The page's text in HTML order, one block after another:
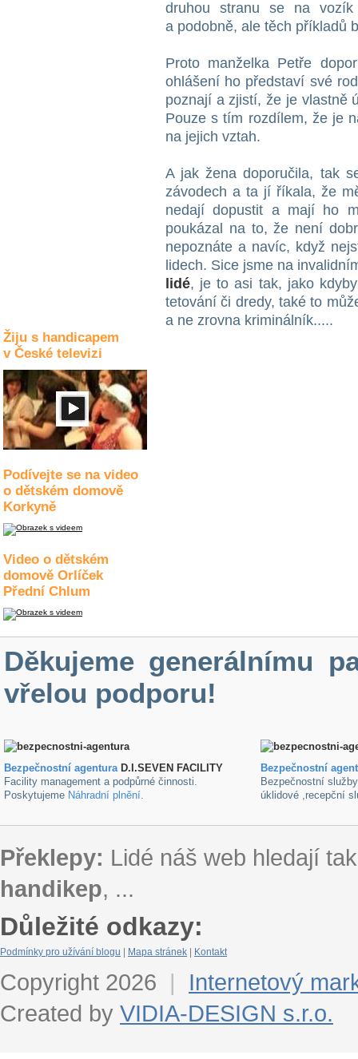
Žiju s handicapem
v České televizi
Podívejte se na video
o dětském domově
Korkyně
Video o dětském
domově Orlíček
Přední Chlum
druhou stranu se na
a podobně, ale těch příkladů
Proto manželka Petře
ohlášení ho představí své
poznají a zjistí, že je vlastně
Pouze s tím rozdílem, že je
na jejich vztah.
A jak žena doporučila, tak
závodech a ta jí říkala, že
nedají dopustit a mají ho
poukázal na to, že není
nepoznáte a navíc, když
lidech. Sice jsme na
lidé, je to asi tak, jako
tetování či dredy, také to
a ne zrovna kriminálník.....
Děkujeme generálnímu
vřelou podporu!
Bezpečnostní agenturaD.I.SEVEN FACILITY
Facility management a podpůrné činnosti.
Poskytujeme Náhradní plnění.
Bezpečnostní
Bezpečnostní
úklidové ,recepční
Překlepy: Lidé náš web hledají
handikep, ...
Důležité odkazy:
Podmínky pro užívání blogu Mapa stránek Kontakt
Copyright 2026 |
Internetový
Created by VIDIA-DESIGN s.r.o.